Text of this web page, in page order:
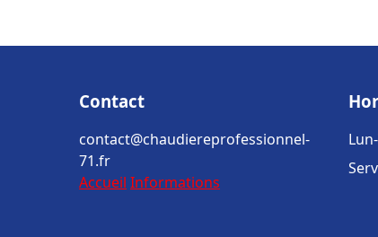
Contact
contact@chaudiereprofessionnel-
71.fr
Accueil Informations